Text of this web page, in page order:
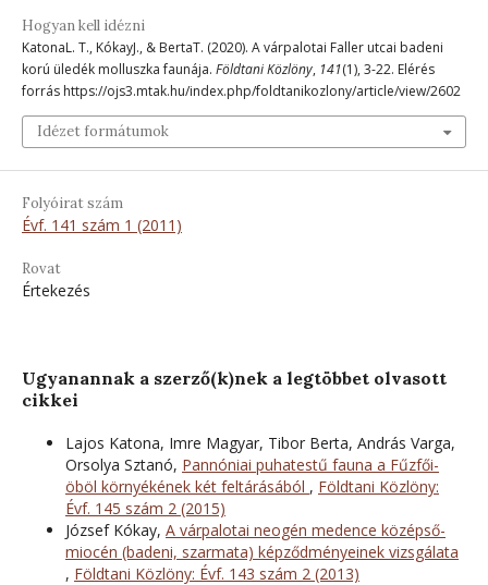
Hogyan kell idézni
KatonaL. T., KókayJ., & BertaT. (2020). A várpalotai Faller utcai badeni
korú üledék molluszka faunája. Földtani Közlöny, 141(1), 3-22. Elérés
forrás https://ojs3.mtak.hu/index.php/foldtanikozlony/article/view/2602
Idézet formátumok
Folyóirat szám
Évf. 141 szám 1 (2011)
Rovat
Értekezés
Ugyanannak a szerző(k)nek a legtöbbet olvasott
cikkei
Lajos Katona, Imre Magyar, Tibor Berta, András Varga,
Orsolya Sztanó, Pannóniai puhatestű fauna a Fűzfői-
öböl környékének két feltárásából , Földtani Közlöny:
Évf. 145 szám 2 (2015)
József Kókay, A várpalotai neogén medence középső-
miocén (badeni, szarmata) képződményeinek vizsgálata
, Földtani Közlöny: Évf. 143 szám 2 (2013)